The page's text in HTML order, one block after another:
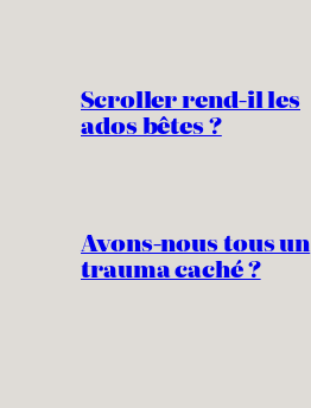
Scroller rend-il les
ados bêtes ?
Avons-nous tous un
trauma caché ?